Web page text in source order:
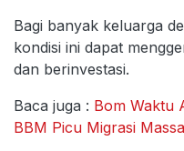
Bagi banyak keluarga
kondisi ini dapat
dan berinvestasi.
Baca juga : Bom Waktu
BBM Picu Migrasi